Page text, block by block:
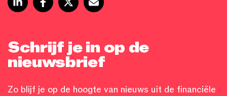
Schrijf je in op de
nieuwsbrief
Zo blijf je op de hoogte van nieuws uit de financiële